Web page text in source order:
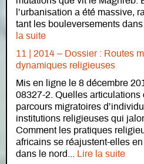
l’urbanisation a été massive,
tant les bouleversements
la suite
11 | 2014 – Dossier : Routes
dynamiques religieuses
Mis en ligne le 8 décembre
08327-2. Quelles articulations
parcours migratoires
institutions religieuses qui
Comment les pratiques
africains se réajustent-elles
dans le nord...
Lire la suite